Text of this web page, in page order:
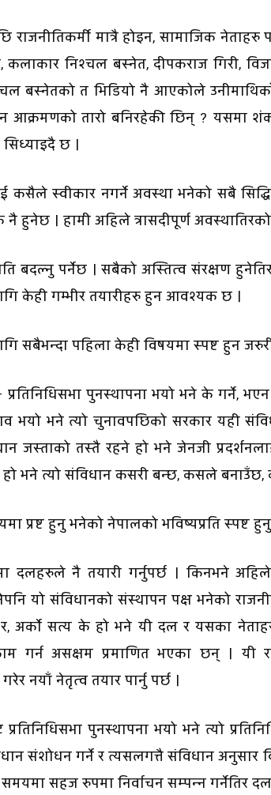
राजनीतिकर्मी मात्रै होइन, सामाजिक
कलाकार निश्चल बस्नेत, दीपकराज गिरी,
बस्नेतको त भिडियो नै आएकोले
आक्रमणको तारो बनिरहेकी छिन् ? यसमा
छ ।
कसैले स्वीकार नगर्ने अवस्था भनेको सबै
हुनेछ । हामी अहिले त्रासदीपूर्ण
बदल्नु पर्नेछ । सबैको अस्तित्व संरक्षण
केही गम्भीर तयारीहरु हुन आवश्यक छ ।
सबैभन्दा पहिला केही विषयमा स्पष्ट हुन
पुनस्थापना भयो भने के गर्ने,
भयो भने त्यो चुनावपछिको सरकार यही
जस्ताको तस्तै रहने हो भने जेनजी
भने त्यो संविधान कसरी बन्छ, कसले बनाउँछ,
प्रष्ट हुनु भनेको नेपालको भविष्यप्रति स्पष्ट
दलहरुले नै तयारी गर्नुपर्छ । किनभने
यो संविधानको संस्थापन पक्ष भनेको
र, अर्काे सत्य के हो भने यी दल र यसका
गर्न असक्षम प्रमाणित भएका छन् । यी
नयाँ नेतृत्व तयार पार्नु पर्छ ।
प्रतिनिधिसभा पुनस्थापना भयो भने त्यो
संशोधन गर्ने र त्यसलगत्तै संविधान अनुसार
सहज रुपमा निर्वाचन सम्पन्न गर्नेतिर